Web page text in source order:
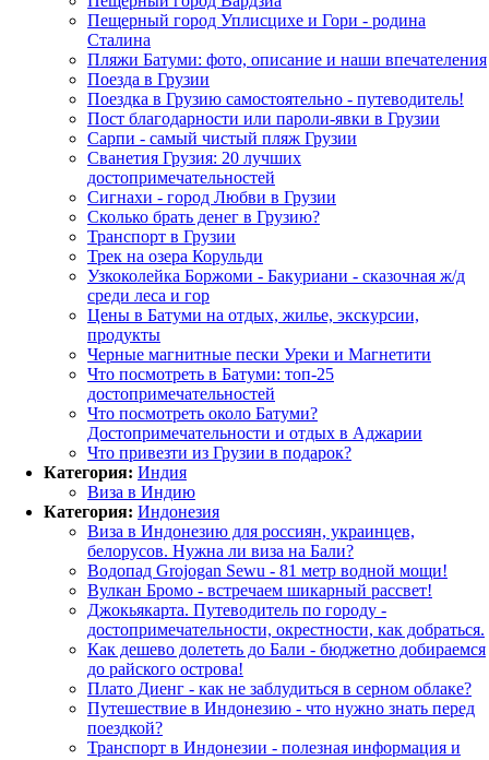
Пещерный город Уплисцихе и Гори - родина
Сталина
Пляжи Батуми: фото, описание и наши впечателения
Поезда в Грузии
Поездка в Грузию самостоятельно - путеводитель!
Пост благодарности или пароли-явки в Грузии
Сарпи - самый чистый пляж Грузии
Сванетия Грузия: 20 лучших
достопримечательностей
Сигнахи - город Любви в Грузии
Сколько брать денег в Грузию?
Транспорт в Грузии
Трек на озера Корульди
Узкоколейка Боржоми - Бакуриани - сказочная ж/д
среди леса и гор
Цены в Батуми на отдых, жилье, экскурсии,
продукты
Черные магнитные пески Уреки и Магнетити
Что посмотреть в Батуми: топ-25
достопримечательностей
Что посмотреть около Батуми?
Достопримечательности и отдых в Аджарии
Что привезти из Грузии в подарок?
Категория: Индия
Виза в Индию
Категория: Индонезия
Виза в Индонезию для россиян, украинцев,
белорусов. Нужна ли виза на Бали?
Водопад Grojogan Sewu - 81 метр водной мощи!
Вулкан Бромо - встречаем шикарный рассвет!
Джокьякарта. Путеводитель по городу -
достопримечательности, окрестности, как добраться.
Как дешево долететь до Бали - бюджетно добираемся
до райского острова!
Плато Диенг - как не заблудиться в серном облаке?
Путешествие в Индонезию - что нужно знать перед
поездкой?
Транспорт в Индонезии - полезная информация и